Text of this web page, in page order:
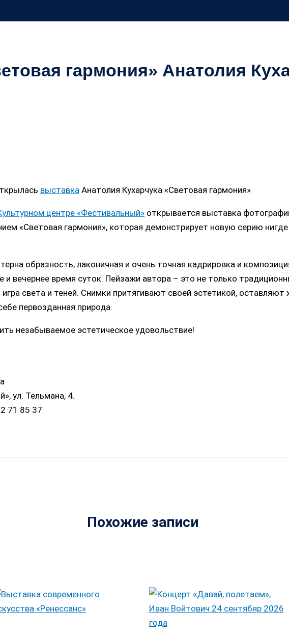
гармония» Анатолия
выставка Анатолия Кухарчука «Световая гармония»
центре «Фестивальный» открывается выставка
«Световая гармония», которая демонстрирует новую серию
образность, лаконичная и очень точная кадрировка и
и вечернее время суток. Пейзажи автора – это не только
света и теней. Снимки притягивают своей эстетикой,
первозданная природа.
незабываемое эстетическое удовольствие!
ул. Тельмана, 4.
71 85 37
Похожие записи